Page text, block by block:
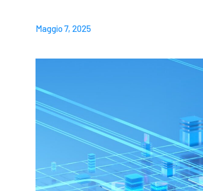
Maggio 7, 2025